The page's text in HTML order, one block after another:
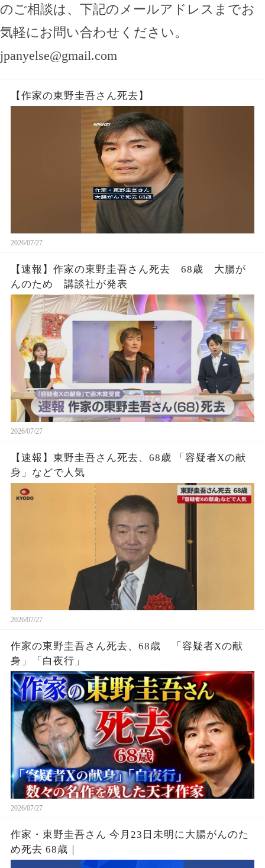
のご相談は、下記のメールアドレスまでお
気軽にお問い合わせください。
jpanyelse@gmail.com
【作家の東野圭吾さん死去】
2026/07/27
【速報】作家の東野圭吾さん死去 68歳 大腸が
んのため 講談社が発表
2026/07/27
【速報】東野圭吾さん死去、68歳 「容疑者Xの献
身」などで人気
2026/07/27
作家の東野圭吾さん死去、68歳 「容疑者Xの献
身」「白夜行」
2026/07/27
作家・東野圭吾さん 今月23日未明に大腸がんのた
め死去 68歳｜